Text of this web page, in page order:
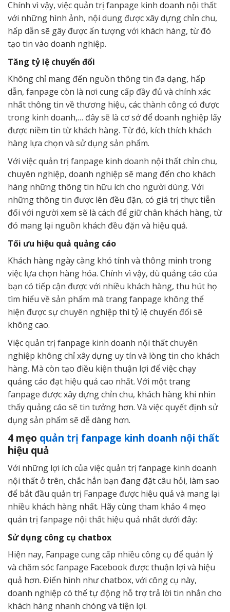
Chính vì vậy, việc quản trị fanpage kinh doanh nội thất
với những hình ảnh, nội dung được xây dựng chỉn chu,
hấp dẫn sẽ gây được ấn tượng với khách hàng, từ đó
tạo tin vào doanh nghiệp.
Tăng tỷ lệ chuyển đổi
Không chỉ mang đến nguồn thông tin đa dạng, hấp
dẫn, fanpage còn là nơi cung cấp đầy đủ và chính xác
nhất thông tin về thương hiệu, các thành công có được
trong kinh doanh,… đây sẽ là cơ sở để doanh nghiệp lấy
được niềm tin từ khách hàng. Từ đó, kích thích khách
hàng lựa chọn và sử dụng sản phẩm.
Với việc quản trị fanpage kinh doanh nội thất chỉn chu,
chuyên nghiệp, doanh nghiệp sẽ mang đến cho khách
hàng những thông tin hữu ích cho người dùng. Với
những thông tin được lên đều đặn, có giá trị thực tiễn
đối với người xem sẽ là cách để giữ chân khách hàng, từ
đó mang lại nguồn khách đều đặn và hiệu quả.
Tối ưu hiệu quả quảng cáo
Khách hàng ngày càng khó tính và thông minh trong
việc lựa chọn hàng hóa. Chính vì vậy, dù quảng cáo của
bạn có tiếp cận được với nhiều khách hàng, thu hút họ
tìm hiểu về sản phẩm mà trang fanpage không thể
hiện được sự chuyên nghiệp thì tỷ lệ chuyển đổi sẽ
không cao.
Việc quản trị fanpage kinh doanh nội thất chuyên
nghiệp không chỉ xây dựng uy tín và lòng tin cho khách
hàng. Mà còn tạo điều kiện thuận lợi để việc chạy
quảng cáo đạt hiệu quả cao nhất. Với một trang
fanpage được xây dựng chỉn chu, khách hàng khi nhìn
thấy quảng cáo sẽ tin tưởng hơn. Và việc quyết định sử
dụng sản phẩm sẽ dễ dàng hơn.
4 mẹo quản trị fanpage kinh doanh nội thất
hiệu quả
Với những lợi ích của việc quản trị fanpage kinh doanh
nội thất ở trên, chắc hẳn bạn đang đặt câu hỏi, làm sao
để bắt đầu quản trị Fanpage được hiệu quả và mang lại
nhiều khách hàng nhất. Hãy cùng tham khảo 4 mẹo
quản trị fanpage nội thất hiệu quả nhất dưới đây:
Sử dụng công cụ chatbox
Hiện nay, Fanpage cung cấp nhiều công cụ để quản lý
và chăm sóc fanpage Facebook được thuận lợi và hiệu
quả hơn. Điển hình như chatbox, với công cụ này,
doanh nghiệp có thể tự động hỗ trợ trả lời tin nhắn cho
khách hàng nhanh chóng và tiện lợi.